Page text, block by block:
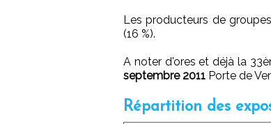
Les producteurs de
(16 %).
A noter d'ores et déjà la
septembre 2011 Porte de
Répartition des